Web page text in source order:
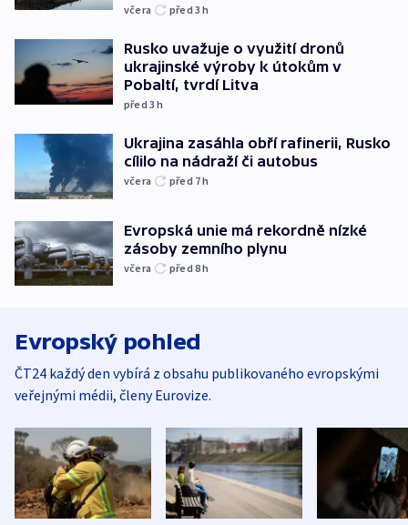
včera před 3h
Rusko uvažuje o využití dronů
ukrajinské výroby k útokům v
Pobaltí, tvrdí Litva
před 3h
Ukrajina zasáhla obří rafinerii, Rusko
cílilo na nádraží či autobus
včera před 7h
Evropská unie má rekordně nízké
zásoby zemního plynu
včera před 8h
Evropský pohled
ČT24 každý den vybírá z obsahu publikovaného evropskými
veřejnými médii, členy Eurovize.